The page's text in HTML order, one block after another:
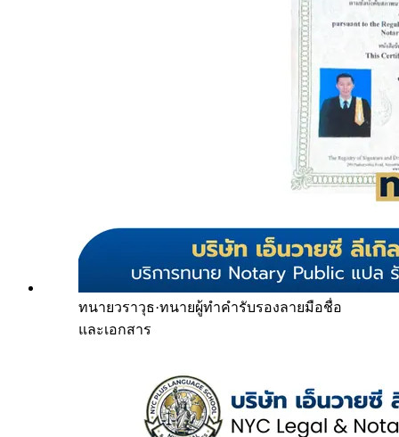
ทนายวราวุธ·ทนายผู้ทำคำรับรองลายมือชื่อ
และเอกสาร